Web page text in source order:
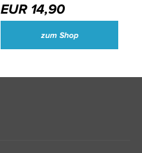
EUR 14,90
zum Shop